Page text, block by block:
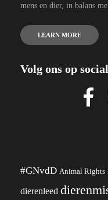
mens en dier, in balans
LEARN MORE
Volg ons op
#GNvdD Animal Rights
dierenleed